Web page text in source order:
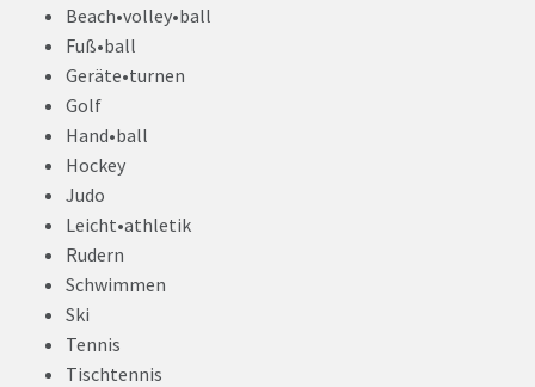
Beach•volley•ball
Fuß•ball
Geräte•turnen
Golf
Hand•ball
Hockey
Judo
Leicht•athletik
Rudern
Schwimmen
Ski
Tennis
Tischtennis